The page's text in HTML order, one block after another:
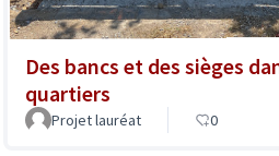
Des bancs et des sièges
quartiers
Projet lauréat 0